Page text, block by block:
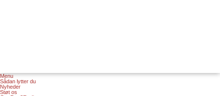
Menu
Sådan lytter du
Nyheder
Støt os